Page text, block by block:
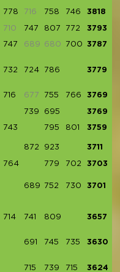
778 716 758 746 3818
710 747 807 772 3793
747 689 680 700 3787
732 724 786 3779
716 677 755 766 3769
739 695 3769
743 795 801 3759
872 923 3711
764 779 702 3703
689 752 730 3701
714 741 809 3657
691 745 735 3630
715 739 715 3624